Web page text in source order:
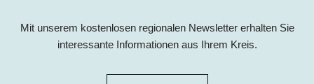
Mit unserem kostenlosen regionalen Newsletter erhalten Sie
interessante Informationen aus Ihrem Kreis.